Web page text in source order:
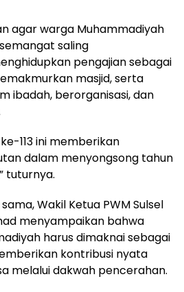
agar warga Muhammadiyah
saling
pengajian sebagai
masjid, serta
ibadah, berorganisasi, dan
113 ini memberikan
dalam menyongsong tahun
tuturnya.
Wakil Ketua PWM Sulsel
menyampaikan bahwa
harus dimaknai sebagai
kontribusi nyata
melalui dakwah pencerahan.